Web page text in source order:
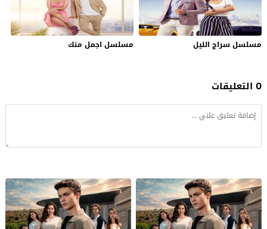
مسلسل سراج الليل مسلسل اجمل منك
0 التعليقات